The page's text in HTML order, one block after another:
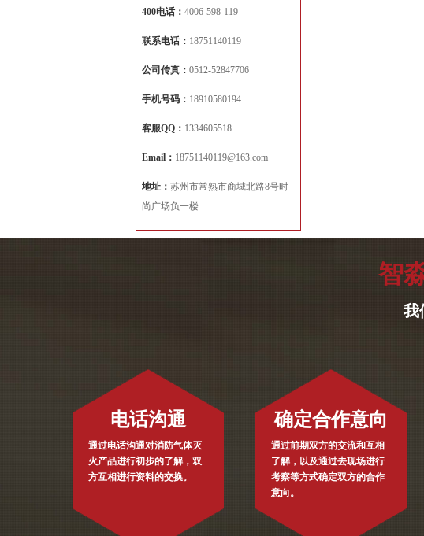
400电话： 4006-598-119
联系电话： 18751140119
公司传真： 0512-52847706
手机号码： 18910580194
客服QQ： 1334605518
Email： 18751140119@163.com
地址： 苏州市常熟市商城北路8号时
尚广场负一楼
智
我
电话沟通
通过电话沟通对消防气体灭
火产品进行初步的了解，双
方互相进行资料的交换。
确定合作意向
通过前期双方的交流和互相
了解，以及通过去现场进行
考察等方式确定双方的合作
意向。